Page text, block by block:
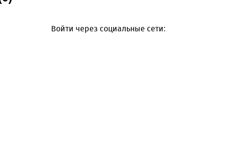
Войти через социальные сети: